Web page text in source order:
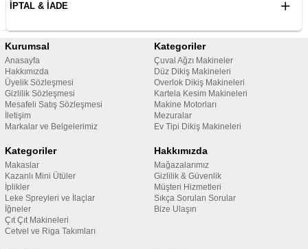
İPTAL & İADE
Kurumsal
Anasayfa
Hakkımızda
Üyelik Sözleşmesi
Gizlilik Sözleşmesi
Mesafeli Satış Sözleşmesi
İletişim
Markalar ve Belgelerimiz
Kategoriler
Çuval Ağzı Makineler
Düz Dikiş Makineleri
Overlok Dikiş Makineleri
Kartela Kesim Makineleri
Makine Motorları
Mezuralar
Ev Tipi Dikiş Makineleri
Kategoriler
Makaslar
Kazanlı Mini Ütüler
İplikler
Leke Spreyleri ve İlaçlar
İğneler
Çıt Çıt Makineleri
Cetvel ve Riga Takımları
Hakkımızda
Mağazalarımız
Gizlilik & Güvenlik
Müşteri Hizmetleri
Sıkça Sorulan Sorular
Bize Ulaşın